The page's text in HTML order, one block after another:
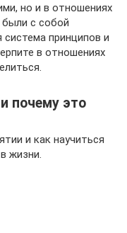
но и в отношениях
с собой
принципов и
в отношениях
почему это
и как научиться
жизни.